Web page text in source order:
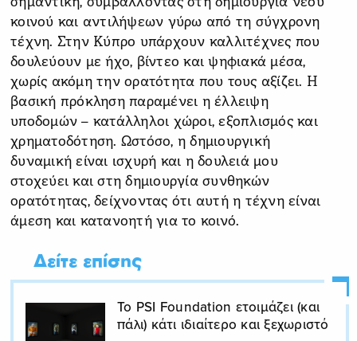
κοινού και αντιλήψεων γύρω από τη σύγχρονη
τέχνη. Στην Κύπρο υπάρχουν καλλιτέχνες που
δουλεύουν με ήχο, βίντεο και ψηφιακά μέσα,
χωρίς ακόμη την ορατότητα που τους αξίζει. Η
βασική πρόκληση παραμένει η έλλειψη
υποδομών – κατάλληλοι χώροι, εξοπλισμός και
χρηματοδότηση. Ωστόσο, η δημιουργική
δυναμική είναι ισχυρή και η δουλειά μου
στοχεύει και στη δημιουργία συνθηκών
ορατότητας, δείχνοντας ότι αυτή η τέχνη είναι
άμεση και κατανοητή για το κοινό.
Δείτε επίσης
Το PSI Foundation ετοιμάζει (και
πάλι) κάτι ιδιαίτερο και ξεχωριστό